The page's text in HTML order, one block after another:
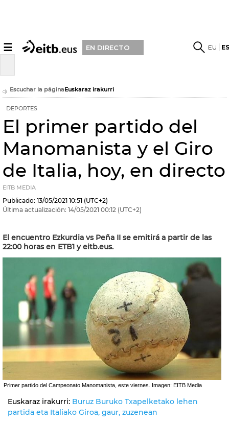
☰ EN DIRECTO EU
Escuchar la páginaEuskaraz irakurri
DEPORTES
El primer partido del
Manomanista y el Giro
de Italia, hoy, en directo
EITB MEDIA
Publicado: 13/05/2021 10:51 (UTC+2)
Última actualización: 14/05/2021 00:12 (UTC+2)
El encuentro Ezkurdia vs Peña II se emitirá a partir de las
22:00 horas en ETB1 y eitb.eus.
Primer partido del Campeonato Manomanista, este viernes. Imagen: EITB Media
Euskaraz irakurri: Buruz Buruko Txapelketako lehen
partida eta Italiako Giroa, gaur, zuzenean